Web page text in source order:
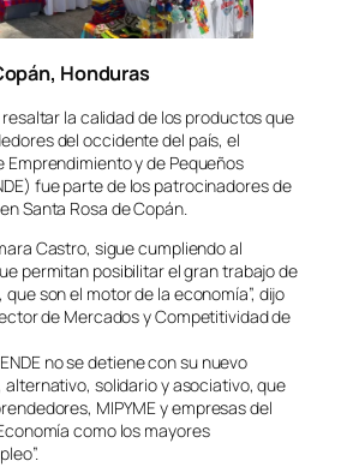
Honduras
la calidad de los productos que
del occidente del país, el
Emprendimiento y de Pequeños
fue parte de los patrocinadores de
Santa Rosa de Copán.
Castro, sigue cumpliendo al
permitan posibilitar el gran trabajo de
son el motor de la economía”, dijo
de Mercados y Competitividad de
no se detiene con su nuevo
solidario y asociativo, que
MIPYME y empresas del
como los mayores